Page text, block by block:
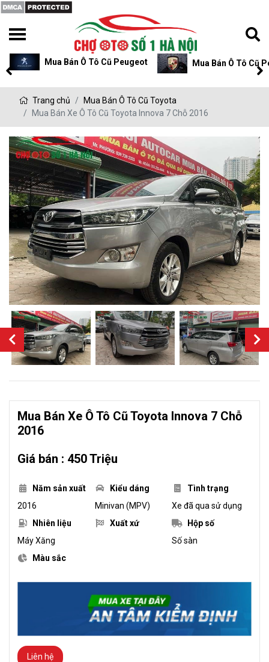
Mua Bán Ô Tô Cũ Peugeot Mua Bán Ô Tô Cũ
Trang chủ
Mua Bán Ô Tô Cũ Toyota
Mua Bán Xe Ô Tô Cũ Toyota Innova 7 Chỗ 2016
Mua Bán Xe Ô Tô Cũ Toyota Innova 7 Chỗ
2016
Giá bán : 450 Triệu
Năm sản xuất
2016
Kiểu dáng
Minivan (MPV)
Tình trạng
Xe đã qua sử dụng
Nhiên liệu
Máy Xăng
Xuất xứ
Hộp số
Số sàn
Màu sắc
Liên hệ